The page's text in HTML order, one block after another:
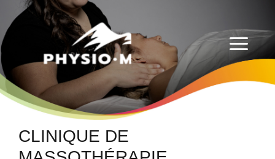
Physio-Masso MP
CLINIQUE DE